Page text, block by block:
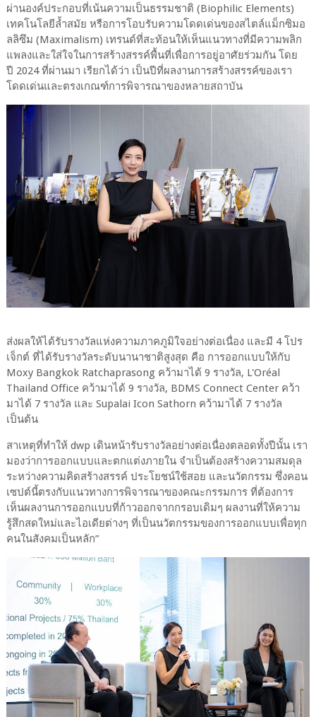
ผ่านองค์ประกอบที่เน้นความเป็นธรรมชาติ (Biophilic Elements)
เทคโนโลยีล้ำสมัย หรือการโอบรับความโดดเด่นของสไตล์แม็กซิมอ
ลลิซึม (Maximalism) เทรนด์ที่สะท้อนให้เห็นแนวทางที่มีความพลิก
แพลงและใส่ใจในการสร้างสรรค์พื้นที่เพื่อการอยู่อาศัยร่วมกัน โดย
ปี 2024 ที่ผ่านมา เรียกได้ว่า เป็นปีที่ผลงานการสร้างสรรค์ของเรา
โดดเด่นและตรงเกณฑ์การพิจารณาของหลายสถาบัน
ส่งผลให้ได้รับรางวัลแห่งความภาคภูมิใจอย่างต่อเนื่อง และมี 4 โปร
เจ็กต์ ที่ได้รับรางวัลระดับนานาชาติสูงสุด คือ การออกแบบให้กับ
Moxy Bangkok Ratchaprasong คว้ามาได้ 9 รางวัล, L'Oréal
Thailand Office คว้ามาได้ 9 รางวัล, BDMS Connect Center คว้า
มาได้ 7 รางวัล และ Supalai Icon Sathorn คว้ามาได้ 7 รางวัล
เป็นต้น
สาเหตุที่ทำให้ dwp เดินหน้ารับรางวัลอย่างต่อเนื่องตลอดทั้งปีนั้น เรา
มองว่าการออกแบบและตกแต่งภายใน จำเป็นต้องสร้างความสมดุล
ระหว่างความคิดสร้างสรรค์ ประโยชน์ใช้สอย และนวัตกรรม ซึ่งคอน
เซปต์นี้ตรงกับแนวทางการพิจารณาของคณะกรรมการ ที่ต้องการ
เห็นผลงานการออกแบบที่ก้าวออกจากกรอบเดิมๆ ผลงานที่ให้ความ
รู้สึกสดใหม่และไอเดียต่างๆ ที่เป็นนวัตกรรมของการออกแบบเพื่อทุก
คนในสังคมเป็นหลัก”